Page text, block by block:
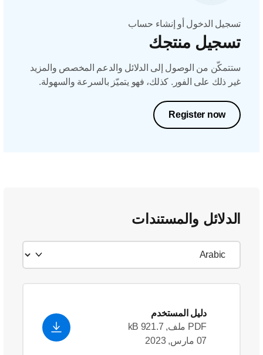
تسجيل الدخول أو إنشاء حساب
تسجيل منتجك
ستتمكّن من الوصول إلى الدلائل والدعم المخصص والمزيد
غير ذلك على الفور. كذلك، فهو يتميّز بالسرعة والسهولة.
Register now
الدلائل والمستندات
دليل المستخدم
PDF ملف, 921.7 kB
07 مارس, 2023